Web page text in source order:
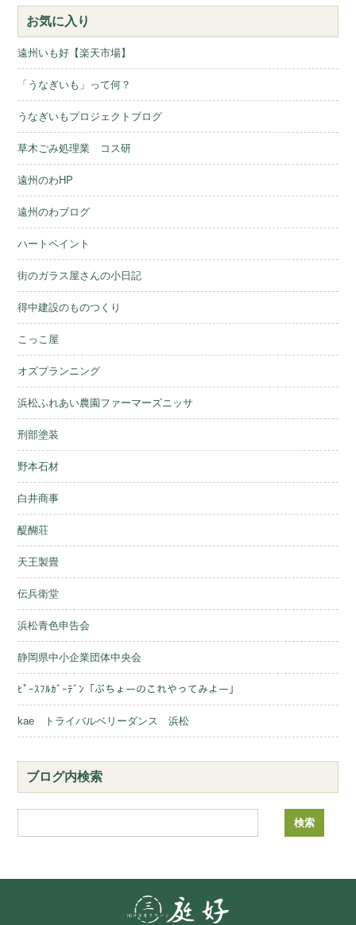
お気に入り
遠州いも好【楽天市場】
「うなぎいも」って何？
うなぎいもプロジェクトブログ
草木ごみ処理業 コス研
遠州のわHP
遠州のわブログ
ハートペイント
街のガラス屋さんの小日記
得中建設のものつくり
こっこ屋
オズプランニング
浜松ふれあい農園ファーマーズニッサ
刑部塗装
野本石材
白井商事
醍醐荘
天王製畳
伝兵衛堂
浜松青色申告会
静岡県中小企業団体中央会
ﾋﾟｰｽﾌﾙｶﾞｰﾃﾞﾝ「ぶちょーのこれやってみよー」
kae トライバルベリーダンス 浜松
ブログ内検索